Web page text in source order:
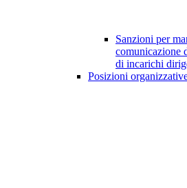
Sanzioni per
comunicazione
di incarichi
Posizioni